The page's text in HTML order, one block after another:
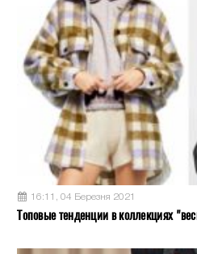
16:11, 04 Березня 2021
Топовые тенденции в коллекциях